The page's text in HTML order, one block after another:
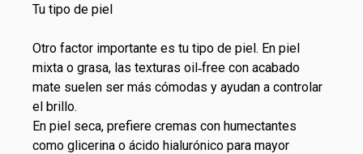
Tu tipo de piel
Otro factor importante es tu tipo de piel. En piel
mixta o grasa, las texturas oil‑free con acabado
mate suelen ser más cómodas y ayudan a controlar
el brillo.
En piel seca, prefiere cremas con humectantes
como glicerina o ácido hialurónico para mayor